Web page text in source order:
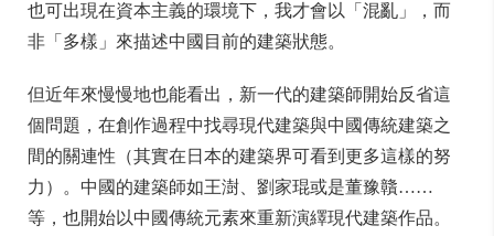
也可出現在資本主義的環境下，我才會以「混亂」，而
非「多樣」來描述中國目前的建築狀態。
但近年來慢慢地也能看出，新一代的建築師開始反省這
個問題，在創作過程中找尋現代建築與中國傳統建築之
間的關連性（其實在日本的建築界可看到更多這樣的努
力）。中國的建築師如王澍、劉家琨或是董豫贛……
等，也開始以中國傳統元素來重新演繹現代建築作品。